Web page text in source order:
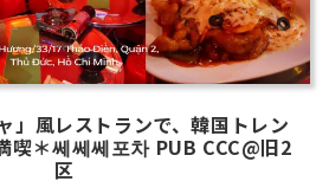
」風レストランで、韓国トレン
喫＊쎄쎄쎄포차 PUB CCC@旧2
区